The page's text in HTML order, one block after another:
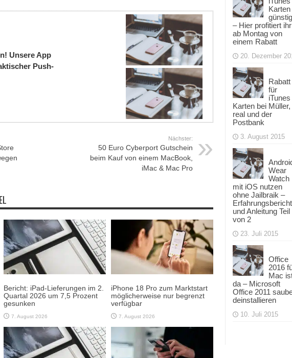
Unsere App
Push-
Nächster:
50 Euro Cyberport Gutschein
beim Kauf von einem MacBook,
iMac & Mac Pro
Bericht: iPad-Lieferungen im 2.
Quartal 2026 um 7,5 Prozent
gesunken
7. August 2026
iPhone 18 Pro zum Marktstart
möglicherweise nur begrenzt
verfügbar
7. August 2026
Karten
– Hier profitiert ihr
ab Montag von
einem Rabatt
20. Dezember
Rabatt
für
iTunes
Karten bei Müller,
real und der
Postbank
3. August 2015
Wear
Watch
mit iOS nutzen
ohne Jailbraik –
Erfahrungsbericht
und Anleitung Teil
von 2
23. Juli 2015
Office
2016
Mac
da – Microsoft
Office 2011
deinstallieren
10. Juli 2015